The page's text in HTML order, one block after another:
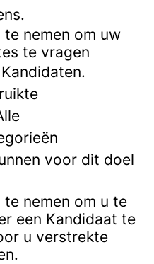
nemen om uw
te vragen
voor dit doel
nemen om u te
een Kandidaat te
u verstrekte